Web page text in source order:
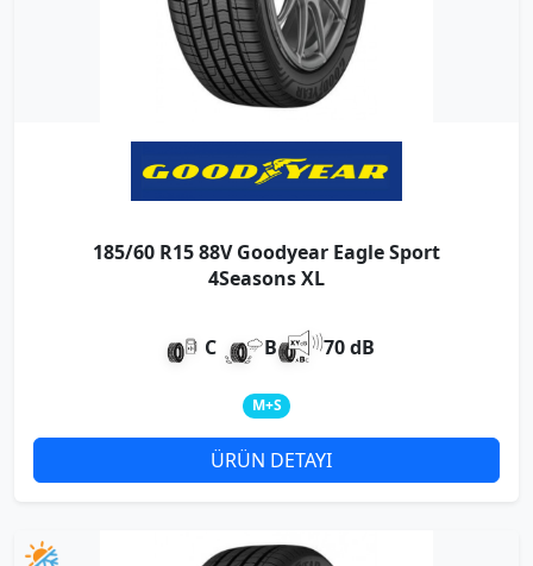
185/60 R15 88V Goodyear Eagle Sport
4Seasons XL
C B 70 dB
M+S
ÜRÜN DETAYI